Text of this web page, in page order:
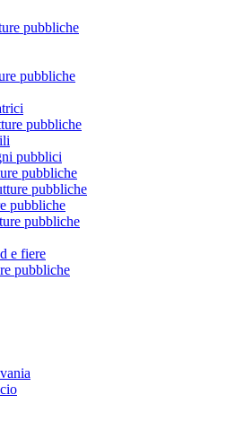
pubbliche
pubbliche
pubbliche
pubblici
pubbliche
pubbliche
pubbliche
pubbliche
e fiere
pubbliche